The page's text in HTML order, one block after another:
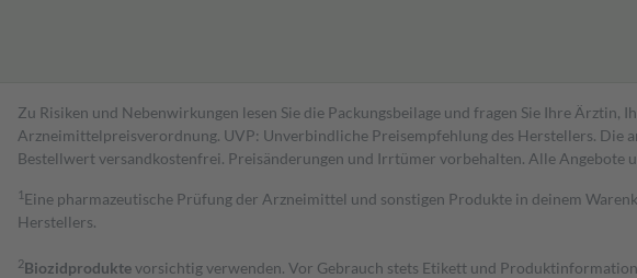
Zu Risiken und Nebenwirkungen lesen Sie die Packungsbeilage und fragen Sie Ihre
Arzneimittelpreisverordnung. UVP: Unverbindliche Preisempfehlung des Herstellers. Die
Bestell­wert versand­kosten­frei. Preisänderungen und Irrtümer vorbehalten. Alle Angebote
1 Eine pharmazeutische Prüfung der Arzneimittel und sonstigen Produkte in deinem
Herstellers.
2Biozidproduktevorsichtig verwenden. Vor Gebrauch stets Etikett und